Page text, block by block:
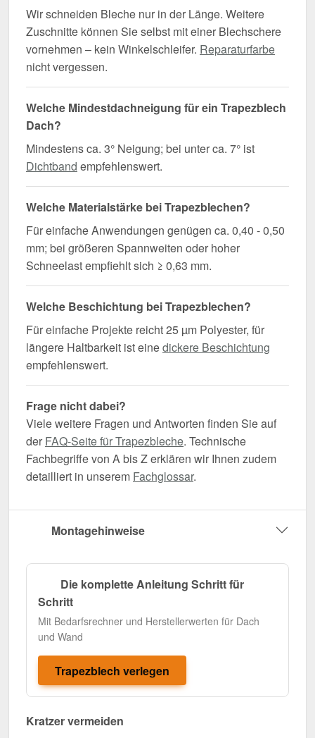
Wir schneiden Bleche nur in der Länge. Weitere
Zuschnitte können Sie selbst mit einer Blechschere
vornehmen – kein Winkelschleifer. Reparaturfarbe
nicht vergessen.
Welche Mindestdachneigung für ein Trapezblech
Dach?
Mindestens ca. 3° Neigung; bei unter ca. 7° ist
Dichtband empfehlenswert.
Welche Materialstärke bei Trapezblechen?
Für einfache Anwendungen genügen ca. 0,40 - 0,50
mm; bei größeren Spannweiten oder hoher
Schneelast empfiehlt sich ≥ 0,63 mm.
Welche Beschichtung bei Trapezblechen?
Für einfache Projekte reicht 25 µm Polyester, für
längere Haltbarkeit ist einedickere Beschichtung
empfehlenswert.
Frage nicht dabei?
Viele weitere Fragen und Antworten finden Sie auf
der FAQ-Seite für Trapezbleche. Technische
Fachbegriffe von A bis Z erklären wir Ihnen zudem
detailliert in unserem Fachglossar.
Montagehinweise
Die komplette Anleitung Schritt für
Schritt
Mit Bedarfsrechner und Herstellerwerten für Dach
und Wand
Trapezblech verlegen
Kratzer vermeiden